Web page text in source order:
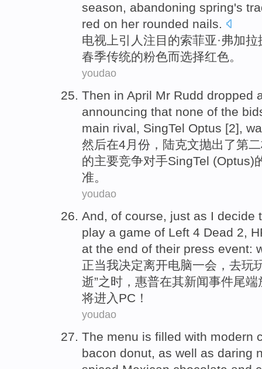
season, abandoning spring's
red on her rounded nails.
电视 上引人注目 的索菲亚·弗加拉
春季传统的粉色而选择红色。
youdao
Then in April Mr Rudd dropped
announcing that none of the
main rival, SingTel Optus [2],
然后在4月份 ， 陆克文抛出了第二
的主要竞争对手SingTel (Optus)
准。
youdao
And, of course, just as I decide
play a game of Left 4 Dead 2,
at the end of their press event:
正当我决定离开电脑一会， 去玩
逝”之时， 惠普在其新闻事件尾端
将进入 PC ！
youdao
The menu is filled with modern
bacon donut, as well as daring